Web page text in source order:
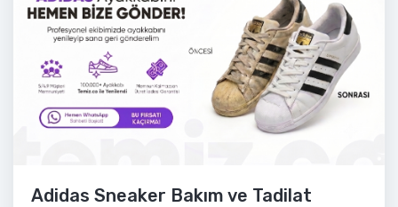
Adidas Sneaker Bakım ve Tadilat